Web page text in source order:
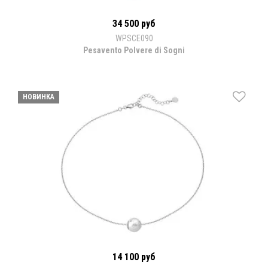
34 500 руб
WPSCE090
Pesavento Polvere di Sogni
НОВИНКА
14 100 руб